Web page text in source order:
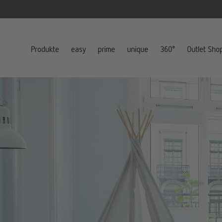
Produkte easy prime unique 360° Outlet